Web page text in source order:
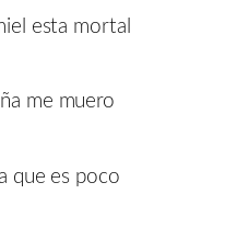
esta mortal
me muero
que es poco